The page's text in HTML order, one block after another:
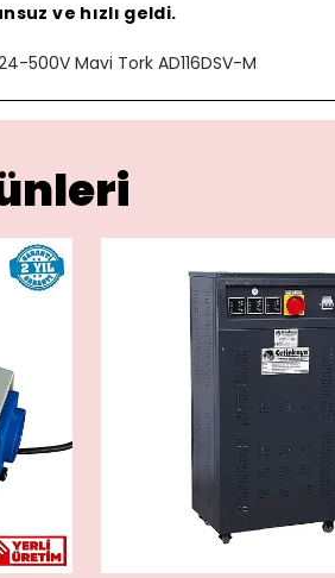
ve hızlı geldi.
500V Mavi Tork AD116DSV-M